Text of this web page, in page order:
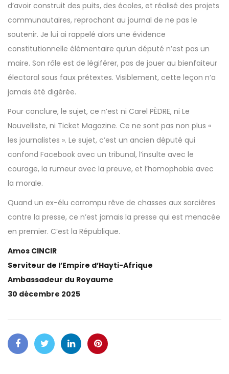
d’avoir construit des puits, des écoles, et réalisé des projets
communautaires, reprochant au journal de ne pas le
soutenir. Je lui ai rappelé alors une évidence
constitutionnelle élémentaire qu’un député n’est pas un
maire. Son rôle est de légiférer, pas de jouer au bienfaiteur
électoral sous faux prétextes. Visiblement, cette leçon n’a
jamais été digérée.
Pour conclure, le sujet, ce n’est ni Carel PÈDRE, ni Le
Nouvelliste, ni Ticket Magazine. Ce ne sont pas non plus «
les journalistes ». Le sujet, c’est un ancien député qui
confond Facebook avec un tribunal, l’insulte avec le
courage, la rumeur avec la preuve, et l’homophobie avec
la morale.
Quand un ex-élu corrompu rêve de chasses aux sorcières
contre la presse, ce n’est jamais la presse qui est menacée
en premier. C’est la République.
Amos CINCIR
Serviteur de l’Empire d’Hayti-Afrique
Ambassadeur du Royaume
30 décembre 2025